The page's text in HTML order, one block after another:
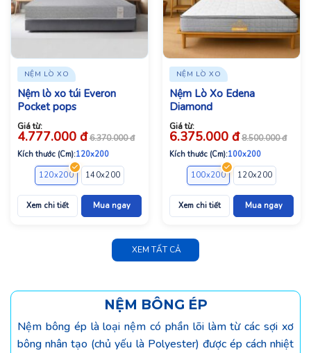
NỆM LÒ XO
Nệm lò xo túi Everon
Pocket pops
Giá từ:
4.777.000 đ 6.370.000đ
Kích thước (Cm):120x200
120x200
140x200 180x200
Xem chi tiết Mua ngay
NỆM LÒ XO
Nệm Lò Xo Edena
Diamond
Giá từ:
6.375.000 đ 8.500.000đ
Kích thước (Cm):100x200
100x200
120x200
Xem chi tiết Mua ngay
XEM TẤT CẢ
NỆM BÔNG ÉP
Nệm bông ép là loại nệm có phần lõi làm từ các sợi xơ
bông nhân tạo (chủ yếu là Polyester) được ép cách nhiệt